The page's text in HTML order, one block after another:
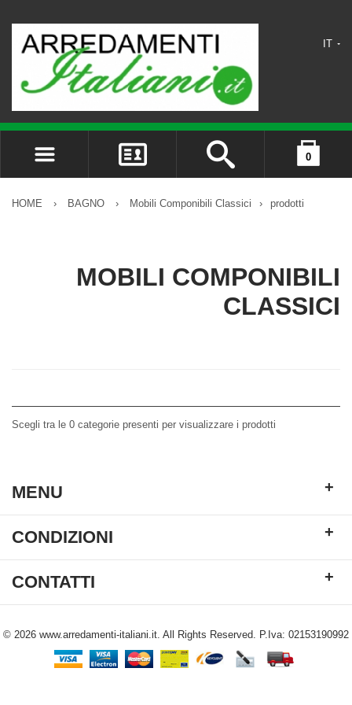
IT
ACCEDI
REGISTRATI
0
HOME › BAGNO › Mobili Componibili Classici › prodotti
MOBILI COMPONIBILI
CLASSICI
Scegli tra le 0 categorie presenti per visualizzare i prodotti
MENU +
CONDIZIONI +
CONTATTI +
© 2026 www.arredamenti-italiani.it. All Rights Reserved. P.Iva: 02153190992